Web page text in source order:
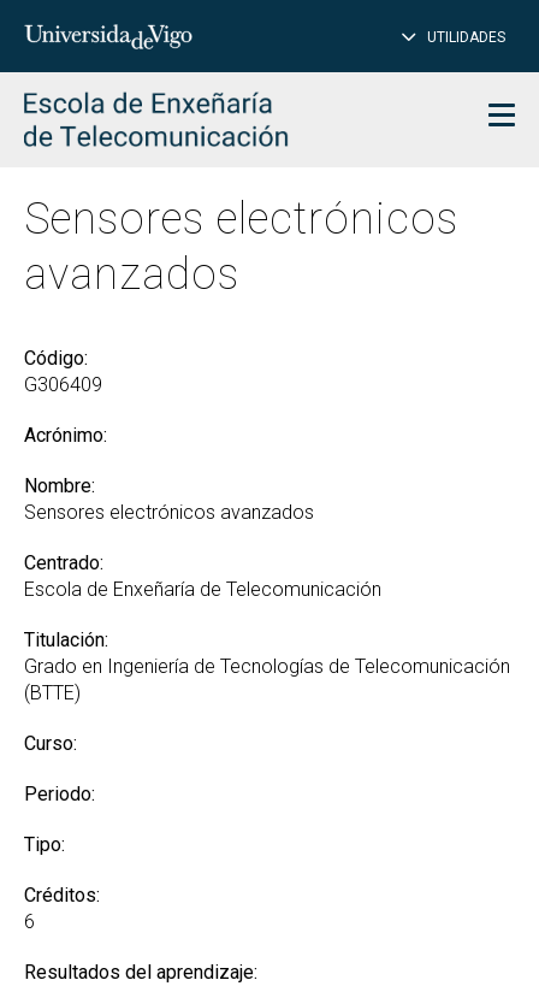
Insertar
para
buscar
UTILIDADES
Sensores electrónicos
avanzados
Código:
G306409
Acrónimo:
Nombre:
Sensores electrónicos avanzados
Centrado:
Escola de Enxeñaría de Telecomunicación
Titulación:
Grado en Ingeniería de Tecnologías de Telecomunicación
(BTTE)
Curso:
Periodo:
Tipo:
Créditos:
6
Resultados del aprendizaje: